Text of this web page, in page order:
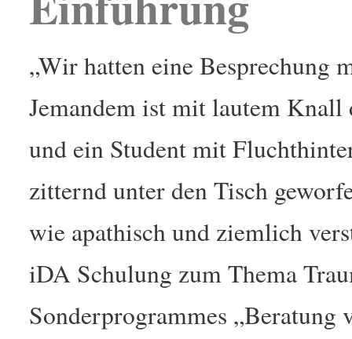
„Wir hatten eine Besprechung
Jemandem ist mit lautem
und ein Student mit
zitternd unter den Tisch
wie apathisch und ziemlich
iDA Schulung zum Thema
Sonderprogrammes